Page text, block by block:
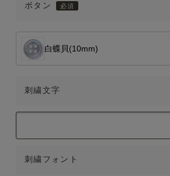
ボタン
白蝶貝(10mm)
刺繍文字
刺繍フォント